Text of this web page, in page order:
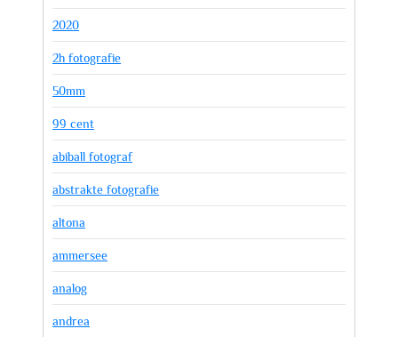
2020
2h fotografie
50mm
99 cent
abiball fotograf
abstrakte fotografie
altona
ammersee
analog
andrea